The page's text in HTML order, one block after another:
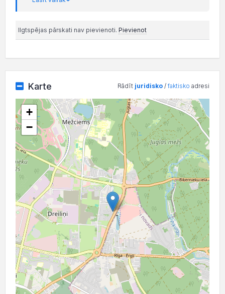
Ilgtspējas pārskati nav pievienoti. Pievienot
Karte Rādīt juridisko /faktisko adresi
+
−